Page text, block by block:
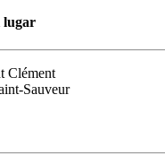
lugar
Clément
Sauveur